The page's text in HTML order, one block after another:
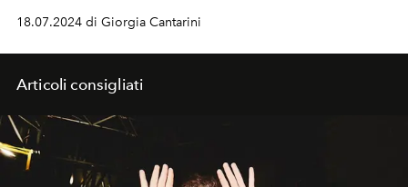
occasione. Resta alla moda e goditi l'estate 2024 con
stile e comfort.
18.07.2024 di Giorgia Cantarini
Articoli consigliati